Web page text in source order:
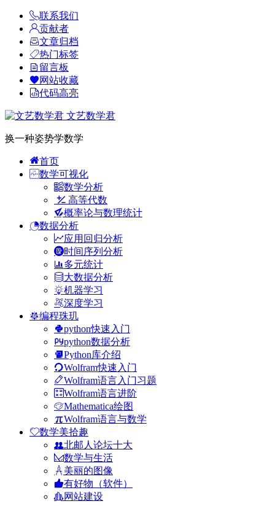
联系我们
贡献者
文章归档
热门标签
留言板
网站收藏
代码高亮
文艺数学君
换一种姿势学数学
首页
数学可视化
数学分析
高等代数
概率论与数理统计
数据分析
应用回归分析
时间序列分析
多元统计
大数据分析
机器学习
深度学习
编程珠玑
python快速入门
python数据分析
Python库介绍
Wolfram快速入门
Wolfram语言入门习题
Wolfram语言进阶
Mathematica绘图
Wolfram语言与数学
数学美拾趣
北邮人论坛十大
数学与生活
美丽的图像
有好物（软件）
网站建设